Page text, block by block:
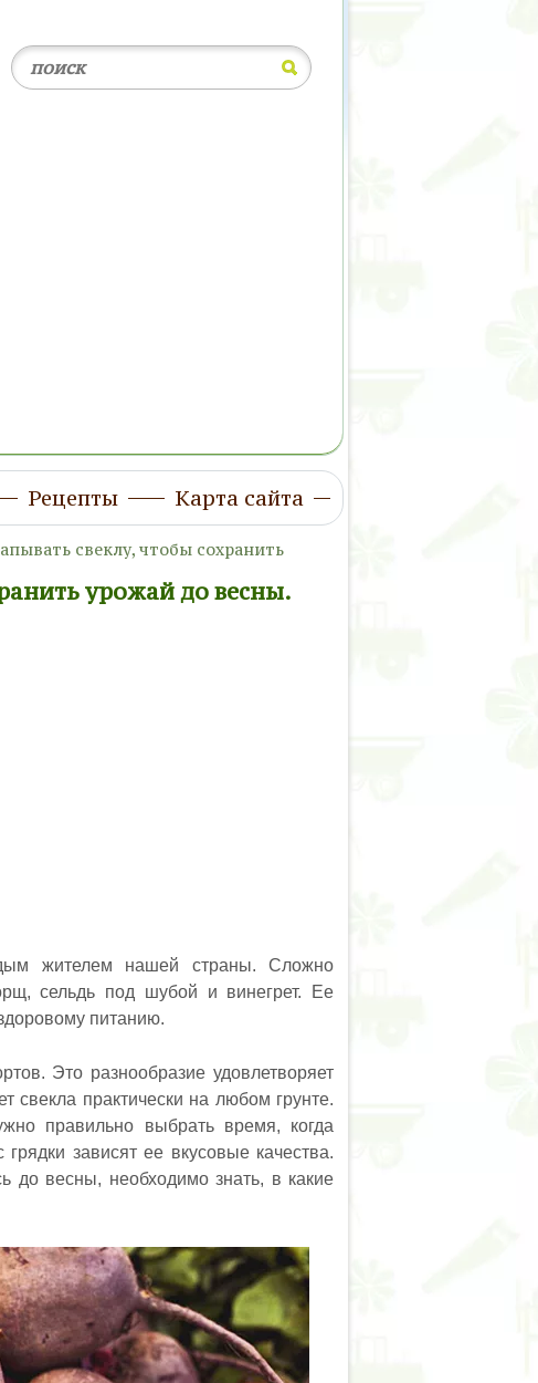
Рецепты Карта сайта
свеклу, чтобы сохранить
урожай до весны.
жителем нашей страны. Сложно
сельдь под шубой и винегрет. Ее
питанию.
Это разнообразие удовлетворяет
свекла практически на любом грунте.
правильно выбрать время, когда
зависят ее вкусовые качества.
до весны, необходимо знать, в какие